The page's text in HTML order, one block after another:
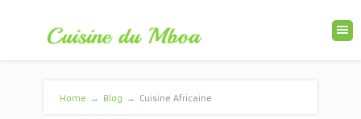
Home → Blog → Cuisine Africaine